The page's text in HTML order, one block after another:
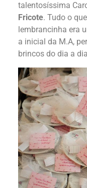
talentosíssima
Fricote. Tudo o
lembrancinha era
a inicial da M.A,
brincos do dia a